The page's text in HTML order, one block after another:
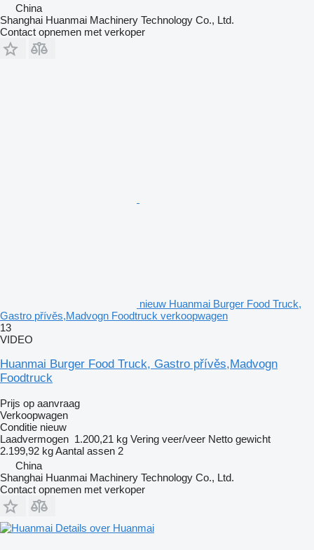
China
Shanghai Huanmai Machinery Technology Co., Ltd.
Contact opnemen met verkoper
nieuw Huanmai Burger Food Truck,
Gastro přívěs,Madvogn Foodtruck verkoopwagen
13
VIDEO
Huanmai Burger Food Truck, Gastro přívěs,Madvogn
Foodtruck
Prijs op aanvraag
Verkoopwagen
Conditie nieuw
Laadvermogen 1.200,21 kg Vering veer/veer Netto gewicht
2.199,92 kgAantal assen 2
China
Shanghai Huanmai Machinery Technology Co., Ltd.
Contact opnemen met verkoper
Details over Huanmai